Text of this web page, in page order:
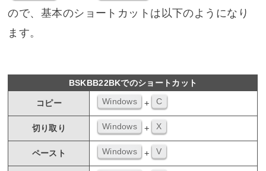
ので、基本のショートカットは以下のようになり
ます。
BSKBB22BKでのショートカット
コピー Windows + C
切り取り Windows + X
ペースト Windows + V